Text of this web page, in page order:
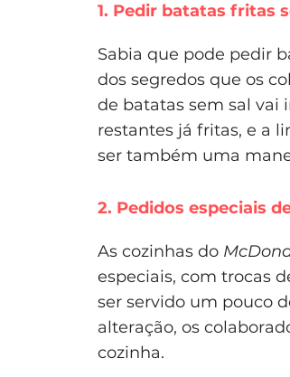
1. Pedir batatas fritas
Sabia que pode pedir
dos segredos que os
de batatas sem sal vai
restantes já fritas, e a
ser também uma
2. Pedidos especiais
As cozinhas do
especiais, com trocas
ser servido um pouco
alteração, os
cozinha.